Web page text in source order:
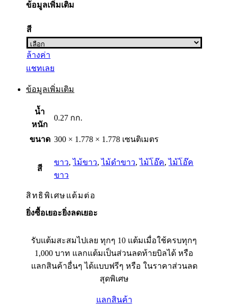
ข้อมูลเพิ่มเติม
สี
ล้างค่า
แชทเลย
ข้อมูลเพิ่มเติม
น้ำ
หนัก
0.27 กก.
ขนาด 300 × 1.778 × 1.778 เซนติเมตร
สี
ขาว,ไม้ขาว,ไม้ดำขาว,ไม้โอ๊ค,ไม้โอ๊ค
ขาว
ยิ่งซื้อเยอะยิ่งลดเยอะ
สิทธิพิเศษแต้มต่อ
รับแต้มสะสมไปเลย ทุกๆ 10 แต้มเมื่อใช้ครบทุกๆ
1,000 บาท แลกแต้มเป็นส่วนลดท้ายบิลได้ หรือ
แลกสินค้าอื่นๆ ได้แบบฟรีๆ หรือ ในราคาส่วนลด
สุดพิเศษ
แลกสินค้า